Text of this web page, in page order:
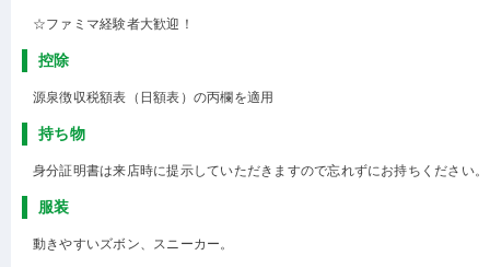
☆ファミマ経験者大歓迎！
控除
源泉徴収税額表（日額表）の丙欄を適用
持ち物
身分証明書は来店時に提示していただきますので忘れずにお持ちください。
服装
動きやすいズボン、スニーカー。